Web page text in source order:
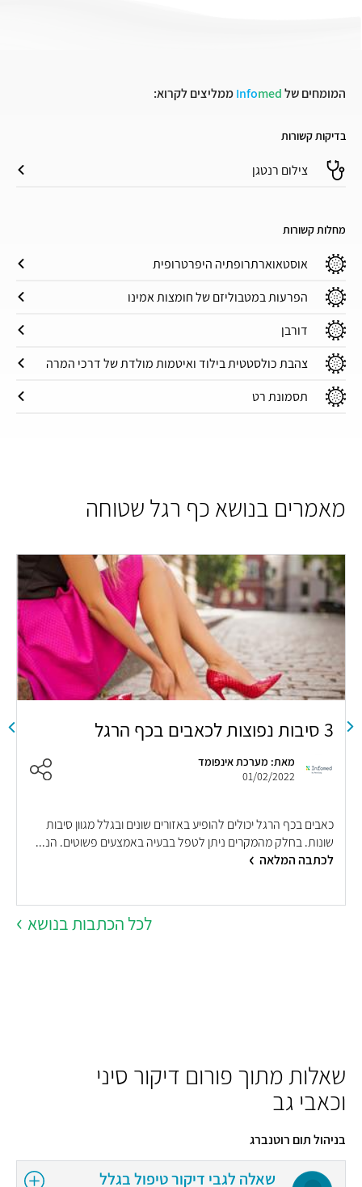
המומחים של Infomed ממליצים לקרוא:
בדיקות קשורות
צילום רנטגן
מחלות קשורות
אוסטאוארתרופתיה היפרטרופית
הפרעות במטבוליזם של חומצות אמינו
דורבן
צהבת כולסטטית בילוד ואיטמות מולדת של דרכי המרה
תסמונת רט
מאמרים בנושא כף רגל שטוחה
3 סיבות נפוצות לכאבים בכף הרגל
מאת: מערכת אינפומד
01/02/2022
כאבים בכף הרגל יכולים להופיע באזורים שונים ובגלל מגוון סיבות
שונות. בחלק מהמקרים ניתן לטפל בבעיה באמצעים פשוטים. הנ...
לכתבה המלאה
לכל הכתבות בנושא
שאלות מתוך פורום דיקור סיני
וכאבי גב
בניהול תום רוטנברג
שאלה לגבי דיקור טיפול בגלל